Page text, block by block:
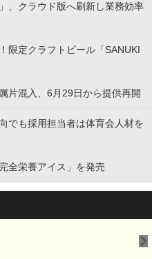
、クラウド版へ刷新し業務効率
限定クラフトビール「SANUKI
片混入、6月29日から提供再開
でも採用担当者は体育会人材を
全栄養アイス」を発売